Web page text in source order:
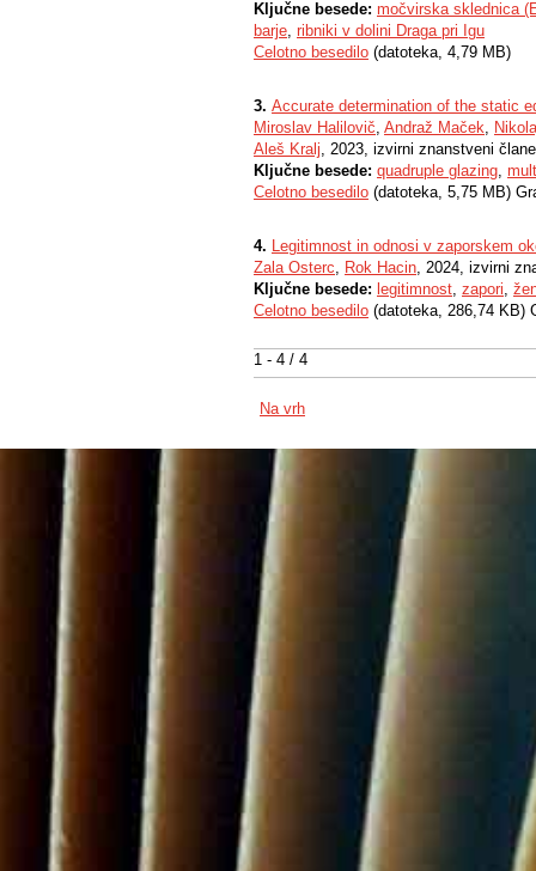
1 - 4 / 4
Ključne besede: močvirska sklednica
barje, ribniki v dolini Draga pri Igu
Celotno besedilo (datoteka, 4,79 MB)
3. Accurate determination of the static
Miroslav Halilovič, Andraž Maček,
Aleš Kralj, 2023, izvirni znanstveni
Ključne besede: quadruple glazing,
Celotno besedilo (datoteka, 5,75 MB)
4. Legitimnost in odnosi v zaporskem
Zala Osterc, Rok Hacin, 2024, izvirni
Ključne besede: legitimnost, zapori,
Celotno besedilo (datoteka, 286,74 KB)
Na vrh